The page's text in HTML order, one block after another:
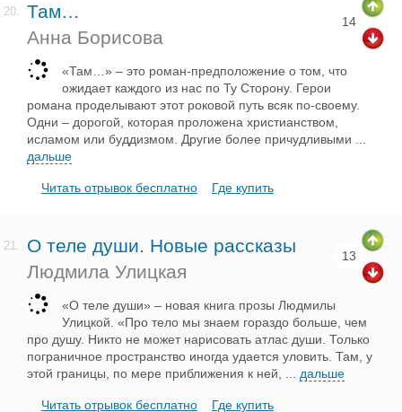
20.
Там…
Анна Борисова
14
«Там…» – это роман-предположение о том, что
ожидает каждого из нас по Ту Сторону. Герои
романа проделывают этот роковой путь всяк по-своему.
Одни – дорогой, которая проложена христианством,
исламом или буддизмом. Другие более причудливыми
дальше
Читать отрывок бесплатно Где купить
21.
О теле души. Новые рассказы
Людмила Улицкая
13
«О теле души» – новая книга прозы Людмилы
Улицкой. «Про тело мы знаем гораздо больше, чем
про душу. Никто не может нарисовать атлас души. Только
пограничное пространство иногда удается уловить. Там, у
этой границы, по мере приближения к ней,
дальше
Читать отрывок бесплатно Где купить